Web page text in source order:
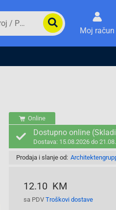
Moj račun
Online
Dostupno online
Dostava: 15.08.2026 do
Prodaja i slanje od:
12.10 KM
sa PDV Troškovi dostave